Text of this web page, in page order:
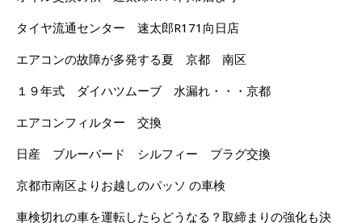
タイヤ流通センター 速太郎R171向日店
エアコンの故障が多発する夏 京都 南区
１９年式 ダイハツムーブ 水漏れ・・・京都
エアコンフィルター 交換
日産 ブルーバード シルフィー プラグ交換
京都市南区よりお越しのパッソ の車検
車検切れの車を運転したらどうなる？取締まりの強化も決